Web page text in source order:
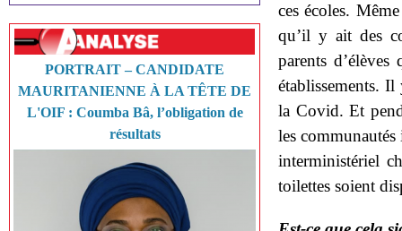
PORTRAIT – CANDIDATE
MAURITANIENNE À LA TÊTE DE
L'OIF : Coumba Bâ, l’obligation de
résultats
ces écoles.
qu’il y ait des
parents
établissements.
la Covid. Et
les
interministériel
toilettes soient